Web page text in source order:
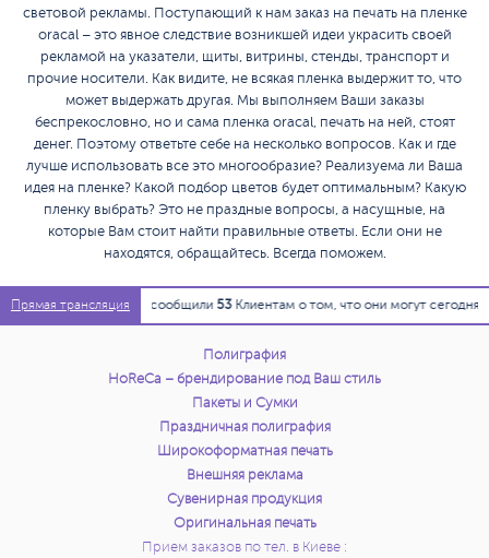
световой рекламы. Поступающий к нам заказ на печать на пленке
oracal – это явное следствие возникшей идеи украсить своей
рекламой на указатели, щиты, витрины, стенды, транспорт и
прочие носители. Как видите, не всякая пленка выдержит то, что
может выдержать другая. Мы выполняем Ваши заказы
беспрекословно, но и сама пленка oracal, печать на ней, стоят
денег. Поэтому ответьте себе на несколько вопросов. Как и где
лучше использовать все это многообразие? Реализуема ли Ваша
идея на пленке? Какой подбор цветов будет оптимальным? Какую
пленку выбрать? Это не праздные вопросы, а насущные, на
которые Вам стоит найти правильные ответы. Если они не
находятся, обращайтесь. Всегда поможем.
Прямая трансляция
11:14:18 Мы сообщили53Клиентам о том, что они могут сегодня
Полиграфия
HoReCa – брендирование под Ваш стиль
Пакеты и Сумки
Праздничная полиграфия
Широкоформатная печать
Внешняя реклама
Сувенирная продукция
Оригинальная печать
Прием заказов по тел. в Киеве :